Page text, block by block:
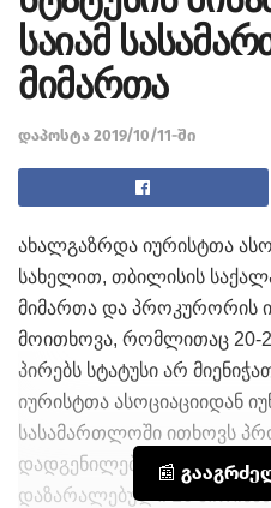
საიამ
მიმართა
დაპოსტა 2019/10/11-ში
ახალგაზრდა იურისტთა
სახელით, თბილისის
მიმართა და პროკურორის
მოითხოვა, რომლითაც 20-
პირებს სტატუსი არ
იურისტთა ასოციაციიდან
სასამართლოში ითხოვს
დადგენილების გაუქმებას
დაზარალებული 16
📰